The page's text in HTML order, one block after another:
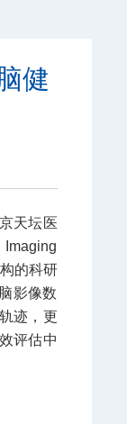
健
天坛医
的科研
影像数
迹，更
评估中